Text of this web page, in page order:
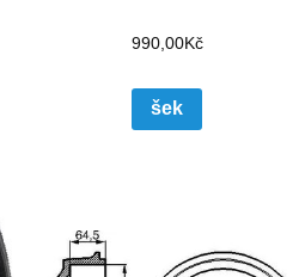
990,00Kč
šek